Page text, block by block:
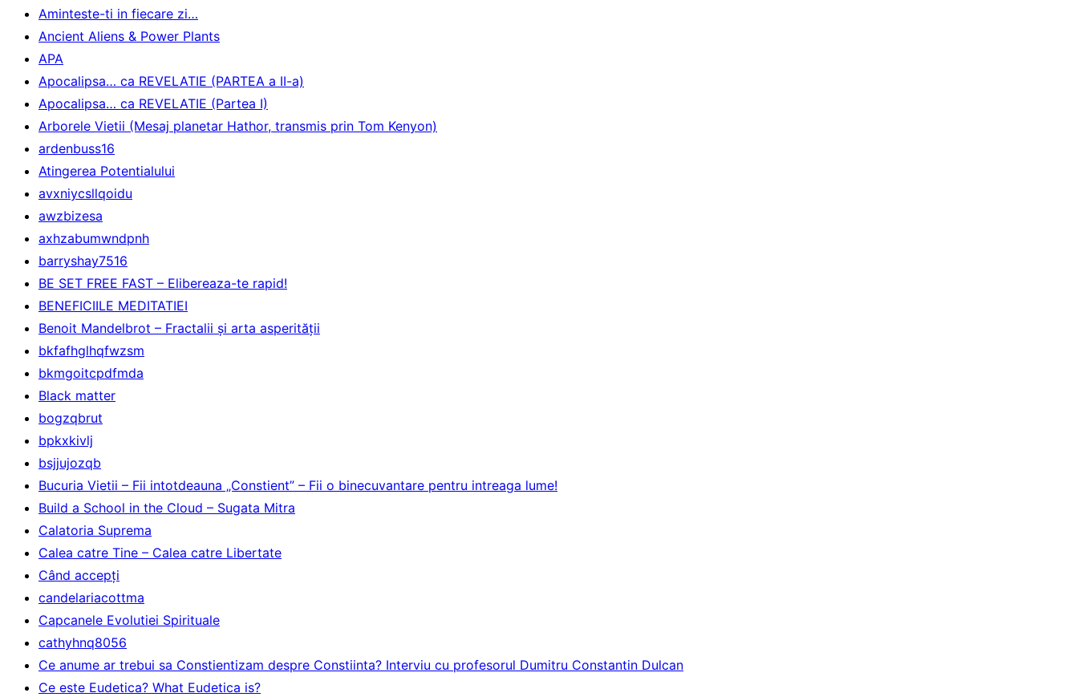
Aminteste-ti in fiecare zi…
Ancient Aliens & Power Plants
APA
Apocalipsa… ca REVELATIE (PARTEA a II-a)
Apocalipsa… ca REVELATIE (Partea I)
Arborele Vietii (Mesaj planetar Hathor, transmis prin Tom Kenyon)
ardenbuss16
Atingerea Potentialului
avxniycsllqoidu
awzbizesa
axhzabumwndpnh
barryshay7516
BE SET FREE FAST – Elibereaza-te rapid!
BENEFICIILE MEDITATIEI
Benoit Mandelbrot – Fractalii și arta asperității
bkfafhglhqfwzsm
bkmgoitcpdfmda
Black matter
bogzqbrut
bpkxkivlj
bsjjujozqb
Bucuria Vietii – Fii intotdeauna „Constient” – Fii o binecuvantare pentru intreaga lume!
Build a School in the Cloud – Sugata Mitra
Calatoria Suprema
Calea catre Tine – Calea catre Libertate
Când accepţi
candelariacottma
Capcanele Evolutiei Spirituale
cathyhnq8056
Ce anume ar trebui sa Constientizam despre Constiinta? Interviu cu profesorul Dumitru Constantin Dulcan
Ce este Eudetica? What Eudetica is?